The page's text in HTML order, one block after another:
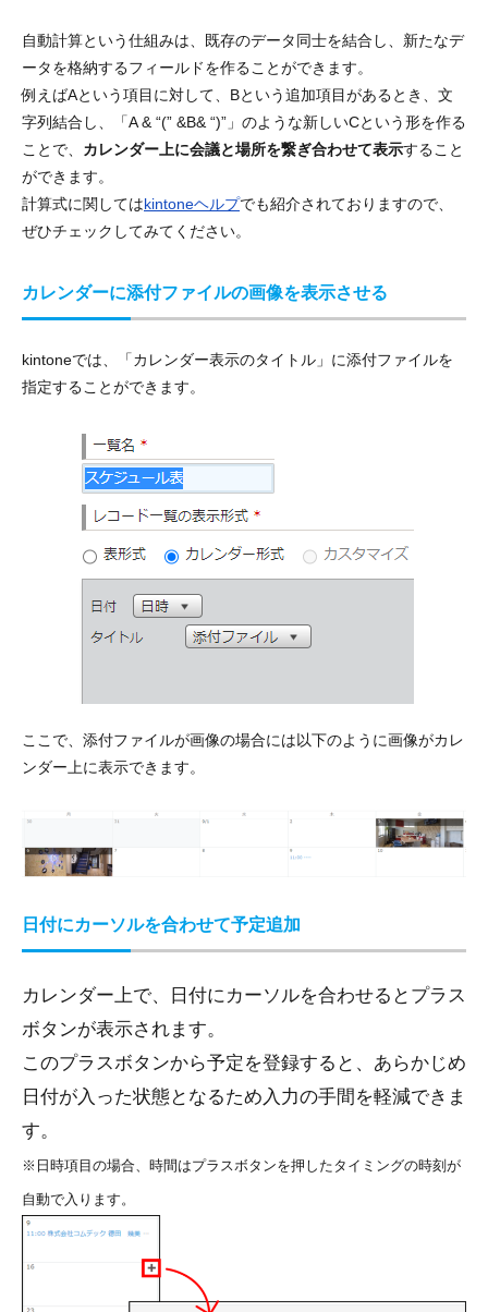
自動計算という仕組みは、既存のデータ同士を結合し、新たなデ
ータを格納するフィールドを作ることができます。
例えばAという項目に対して、Bという追加項目があるとき、文
字列結合し、「A & “(” &B& “)”」のような新しいCという形を作る
ことで、 カレンダー上に会議と場所を繋ぎ合わせて表示すること
ができます。
計算式に関してはkintoneヘルプでも紹介されておりますので、
ぜひチェックしてみてください。
カレンダーに添付ファイルの画像を表示させる
kintoneでは、「カレンダー表示のタイトル」に添付ファイルを
指定することができます。
ここで、添付ファイルが画像の場合には以下のように画像がカレ
ンダー上に表示できます。
日付にカーソルを合わせて予定追加
カレンダー上で、日付にカーソルを合わせるとプラス
ボタンが表示されます。
このプラスボタンから予定を登録すると、あらかじめ
日付が入った状態となるため入力の手間を軽減できま
す。
※日時項目の場合、時間はプラスボタンを押したタイミングの時刻が
自動で入ります。